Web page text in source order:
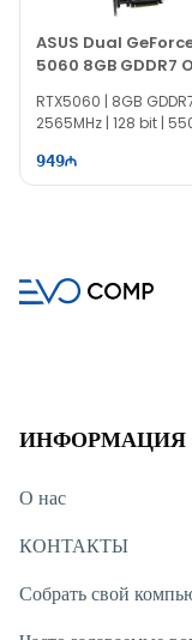
ASUS Dual
5060 8GB GDDR7
RTX5060 | 8GB
2565MHz | 128 bit |
949
ИНФОРМАЦИЯ
О нас
КОНТАКТЫ
Собрать свой